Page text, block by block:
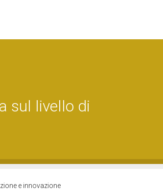
sul livello di
e innovazione